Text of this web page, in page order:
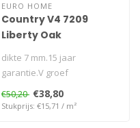
EURO HOME
Country V4 7209
Liberty Oak
dikte 7 mm.15 jaar
garantie.V groef
rondom.Afmeting: 1285x192
mm..
€50,20 €38,80
Stukprijs: €15,71 / m²